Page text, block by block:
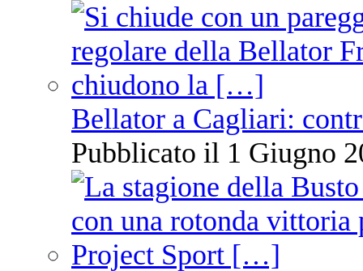
Bellator a Cagliari:
Pubblicato il 1 Giugno